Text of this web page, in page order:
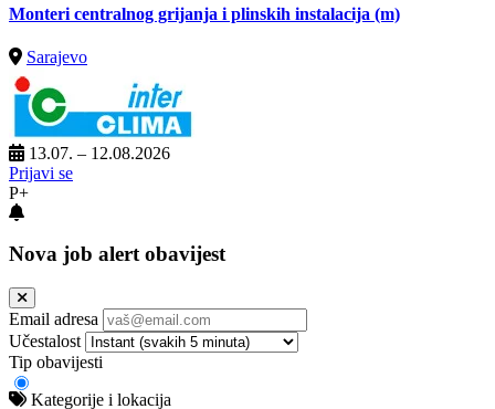
Monteri centralnog grijanja i plinskih instalacija (m)
Sarajevo
13.07. – 12.08.2026
Prijavi se
P+
Nova job alert obavijest
Email adresa
Učestalost
Tip obavijesti
Kategorije i lokacija